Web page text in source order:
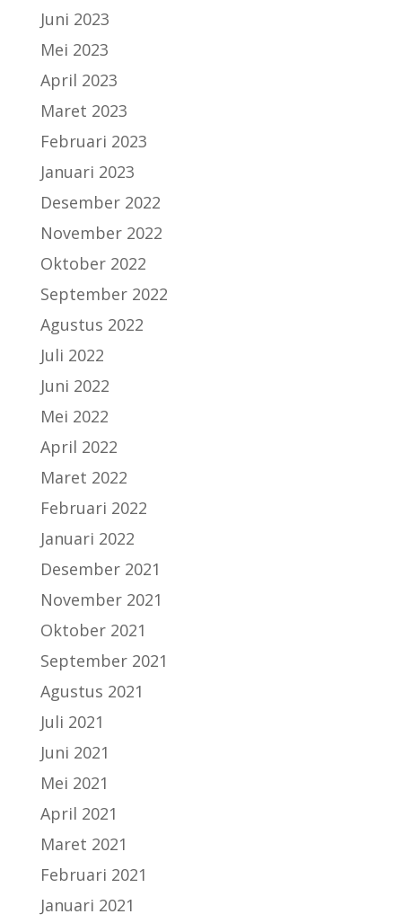
Juni 2023
Mei 2023
April 2023
Maret 2023
Februari 2023
Januari 2023
Desember 2022
November 2022
Oktober 2022
September 2022
Agustus 2022
Juli 2022
Juni 2022
Mei 2022
April 2022
Maret 2022
Februari 2022
Januari 2022
Desember 2021
November 2021
Oktober 2021
September 2021
Agustus 2021
Juli 2021
Juni 2021
Mei 2021
April 2021
Maret 2021
Februari 2021
Januari 2021